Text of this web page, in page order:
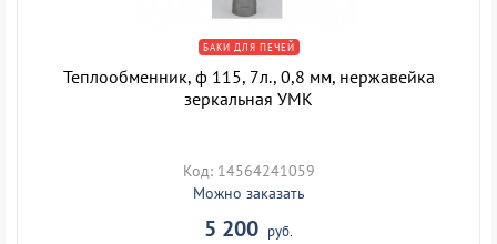
БАКИ ДЛЯ ПЕЧЕЙ
Теплообменник, ф 115, 7л., 0,8 мм, нержавейка
зеркальная УМК
Код: 14564241059
Можно заказать
5 200 руб.